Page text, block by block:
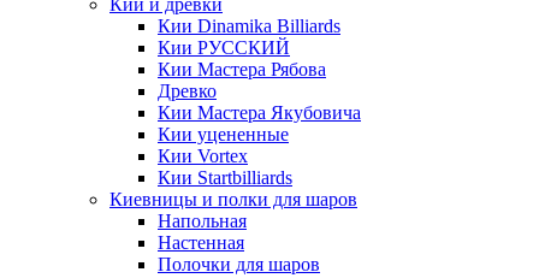
Кии и древки
Кии Dinamika Billiards
Кии РУССКИЙ
Кии Мастера Рябова
Древко
Кии Мастера Якубовича
Кии уцененные
Кии Vortex
Кии Startbilliards
Киевницы и полки для шаров
Напольная
Настенная
Полочки для шаров